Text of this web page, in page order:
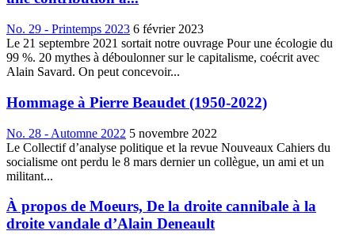
No. 29 - Printemps 2023 6 février 2023
Le 21 septembre 2021 sortait notre ouvrage Pour une écologie du
99 %. 20 mythes à déboulonner sur le capitalisme, coécrit avec
Alain Savard. On peut concevoir...
Hommage à Pierre Beaudet (1950-2022)
No. 28 - Automne 2022 5 novembre 2022
Le Collectif d’analyse politique et la revue Nouveaux Cahiers du
socialisme ont perdu le 8 mars dernier un collègue, un ami et un
militant...
À propos de Moeurs, De la droite cannibale à la
droite vandale d’Alain Deneault